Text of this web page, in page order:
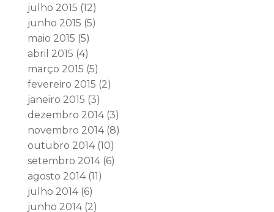
julho 2015 (12)
junho 2015 (5)
maio 2015 (5)
abril 2015 (4)
março 2015 (5)
fevereiro 2015 (2)
janeiro 2015 (3)
dezembro 2014(3)
novembro 2014(8)
outubro 2014(10)
setembro 2014(6)
agosto 2014(11)
julho 2014(6)
junho 2014(2)